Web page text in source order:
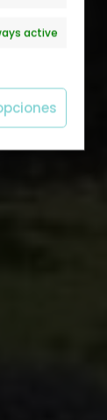
active
active